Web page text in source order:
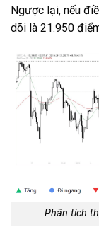
Ngược lại, nếu
dõi là 21.950
Phân tích